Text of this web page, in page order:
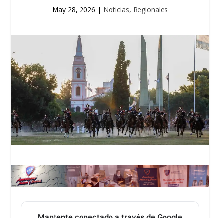
May 28, 2026 | Noticias, Regionales